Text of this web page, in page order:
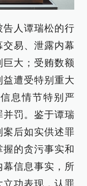
告人谭瑞松的行
易、泄露内幕
大；受贿数额
遭受特别重大
息情节特别严
并罚。鉴于谭瑞
案后如实供述罪
的贪污事实和
幕信息事实，所